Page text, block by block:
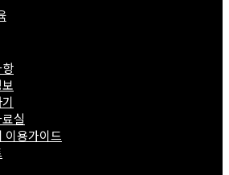
실
이용가이드